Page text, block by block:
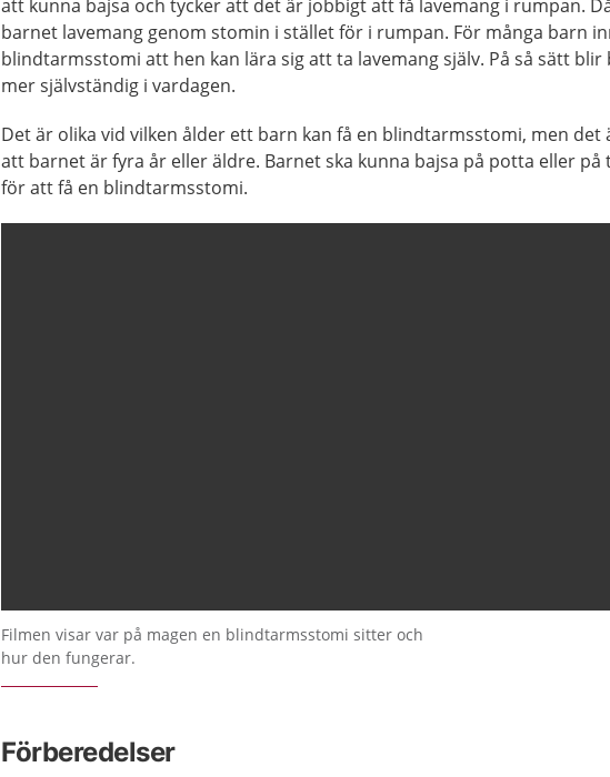
att kunna bajsa och tycker att det är jobbigt att få lavemang i rumpan.
barnet lavemang genom stomin i stället för i rumpan. För många barn
blindtarmsstomi att hen kan lära sig att ta lavemang själv. På så sätt blir
mer självständig i vardagen.
Det är olika vid vilken ålder ett barn kan få en blindtarmsstomi, men det
att barnet är fyra år eller äldre. Barnet ska kunna bajsa på potta eller på
för att få en blindtarmsstomi.
Filmen visar var på magen en blindtarmsstomi sitter och
hur den fungerar.
Förberedelser